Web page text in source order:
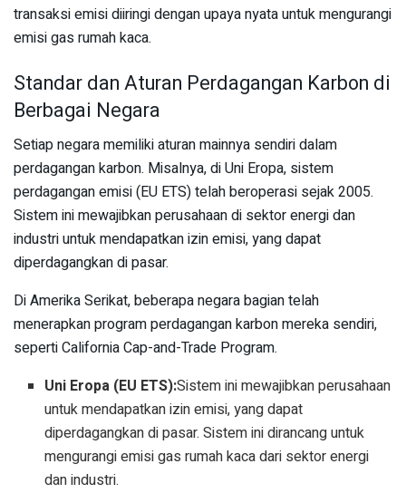
transaksi emisi diiringi dengan upaya nyata untuk mengurangi
emisi gas rumah kaca.
Standar dan Aturan Perdagangan Karbon di
Berbagai Negara
Setiap negara memiliki aturan mainnya sendiri dalam
perdagangan karbon. Misalnya, di Uni Eropa, sistem
perdagangan emisi (EU ETS) telah beroperasi sejak 2005.
Sistem ini mewajibkan perusahaan di sektor energi dan
industri untuk mendapatkan izin emisi, yang dapat
diperdagangkan di pasar.
Di Amerika Serikat, beberapa negara bagian telah
menerapkan program perdagangan karbon mereka sendiri,
seperti California Cap-and-Trade Program.
Uni Eropa (EU ETS):Sistem ini mewajibkan perusahaan
untuk mendapatkan izin emisi, yang dapat
diperdagangkan di pasar. Sistem ini dirancang untuk
mengurangi emisi gas rumah kaca dari sektor energi
dan industri.